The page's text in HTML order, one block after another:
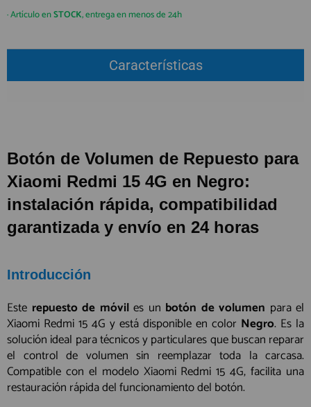
GUÍA DE COMPRA
(+34)912 477 744
info@preciosadictos.com
REGISTRO PROFESIONAL
· Artículo enSTOCK, entrega en menos de 24h
Características
Botón de Volumen de Repuesto para
Xiaomi Redmi 15 4G en Negro:
instalación rápida, compatibilidad
garantizada y envío en 24 horas
Introducción
Este repuesto de móviles un botón de volumen para el
Xiaomi Redmi 15 4G y está disponible en color Negro. Es la
solución ideal para técnicos y particulares que buscan reparar
el control de volumen sin reemplazar toda la carcasa.
Compatible con el modelo Xiaomi Redmi 15 4G, facilita una
restauración rápida del funcionamiento del botón.